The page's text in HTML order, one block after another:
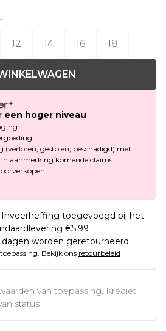
:
12 14 16 18
een hoger niveau
(verloren, gestolen, beschadigd) met
aanmerking komende claims
Invoerheffing toegevoegd bij het
€5.99
dagen worden geretourneerd
Bekijk ons retourbeleid
van toepassing. Krediet
status